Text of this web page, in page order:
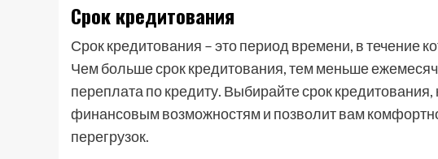
Срок кредитования
Срок кредитования – это период времени, в течение
Чем больше срок кредитования, тем меньше
переплата по кредиту. Выбирайте срок
финансовым возможностям и позволит вам
перегрузок.